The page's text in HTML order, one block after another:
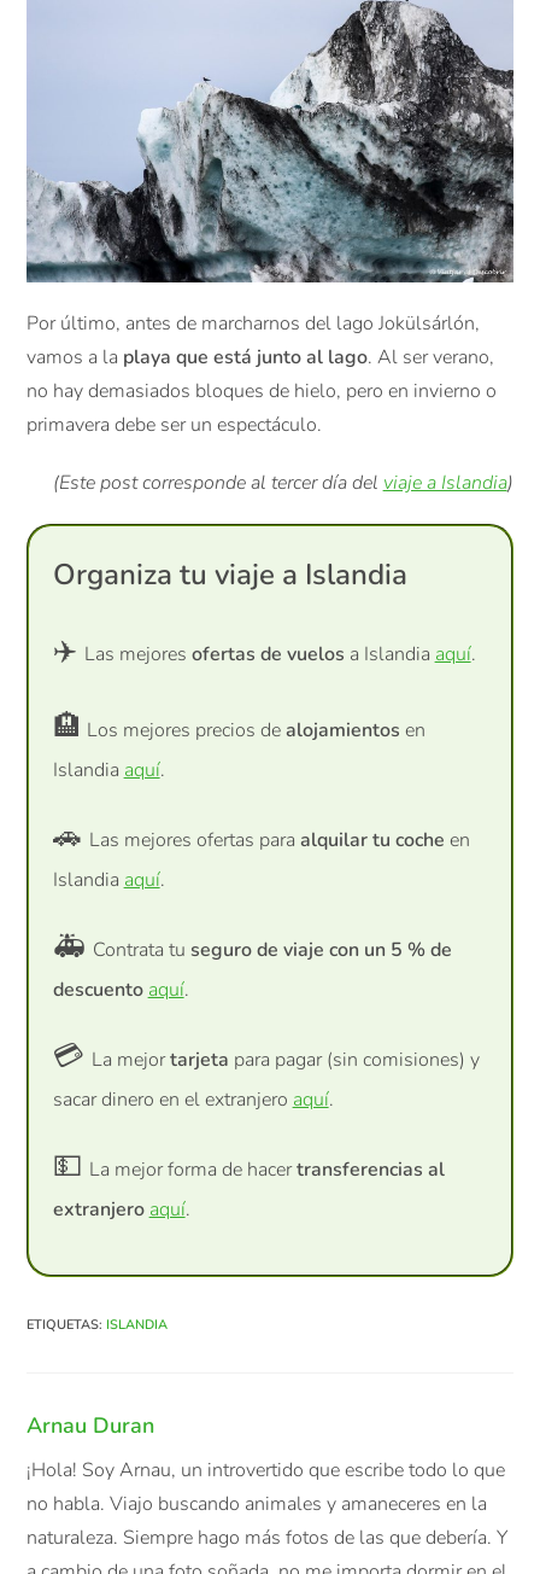
Por último, antes de marcharnos del lago Jokülsárlón,
vamos a la playa que está junto al lago. Al ser verano,
no hay demasiados bloques de hielo, pero en invierno o
primavera debe ser un espectáculo.
(Este post corresponde al tercer día del viaje a Islandia)
Organiza tu viaje a Islandia
✈️ Las mejores ofertas de vuelos a Islandia aquí.
🏨 Los mejores precios dealojamientos en
Islandia aquí.
🚗 Las mejores ofertas para alquilar tu coche en
Islandia aquí.
🚑 Contrata tu seguro de viaje con un 5 % de
descuento aquí.
💳 La mejortarjeta para pagar (sin comisiones) y
sacar dinero en el extranjero aquí.
💵 La mejor forma de hacertransferencias al
extranjero aquí.
ETIQUETAS: ISLANDIA
Arnau Duran
¡Hola! Soy Arnau, un introvertido que escribe todo lo que
no habla. Viajo buscando animales y amaneceres en la
naturaleza. Siempre hago más fotos de las que debería. Y